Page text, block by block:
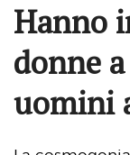
Hanno
donne
uomini